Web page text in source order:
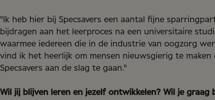
"Ik heb hier bij Specsavers een aantal fijne
bijdragen aan het leerproces na een universitaire
waarmee iedereen die in de industrie van oogzorg
vind ik het heerlijk om mensen nieuwsgierig te
Specsavers aan de slag te gaan."
Wil jij blijven leren en jezelf ontwikkelen? Wil je